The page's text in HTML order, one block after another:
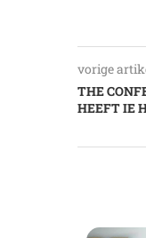
vorige
THE
HEEFT IE